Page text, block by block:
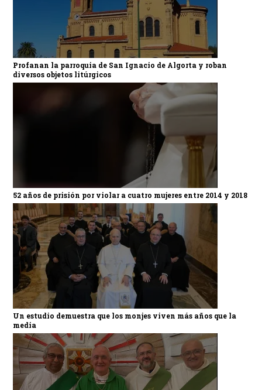
Profanan la parroquia de San Ignacio de Algorta y roban
diversos objetos litúrgicos
52 años de prisión por violar a cuatro mujeres entre 2014 y 2018
Un estudio demuestra que los monjes viven más años que la
media